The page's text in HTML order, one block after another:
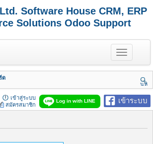
Software House CRM, ERP
Solutions Odoo Support
T
o
g
e
n
a
v
g
ด
นห
า
เข้าระบบ
Log in with LINE
เข้าสู่ระบบ
สมัครสมาชิก